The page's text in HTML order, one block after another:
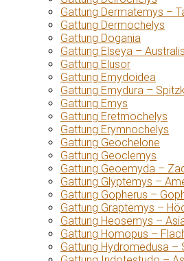
Gattung Dermatemys –
Gattung Dermochelys
Gattung Dogania
Gattung Elseya –
Gattung Elusor
Gattung Emydoidea
Gattung Emydura –
Gattung Emys
Gattung Eretmochelys
Gattung Erymnochelys
Gattung Geochelone
Gattung Geoclemys
Gattung Geoemyda –
Gattung Glyptemys –
Gattung Gopherus –
Gattung Graptemys –
Gattung Heosemys –
Gattung Homopus –
Gattung Hydromedusa –